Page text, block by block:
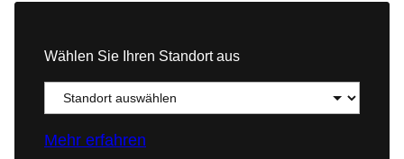
Wählen Sie Ihren Standort aus
Mehr erfahren